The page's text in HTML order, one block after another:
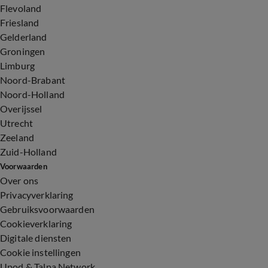
Flevoland
Friesland
Gelderland
Groningen
Limburg
Noord-Brabant
Noord-Holland
Overijssel
Utrecht
Zeeland
Zuid-Holland
Voorwaarden
Over ons
Privacyverklaring
Gebruiksvoorwaarden
Cookieverklaring
Digitale diensten
Cookie instellingen